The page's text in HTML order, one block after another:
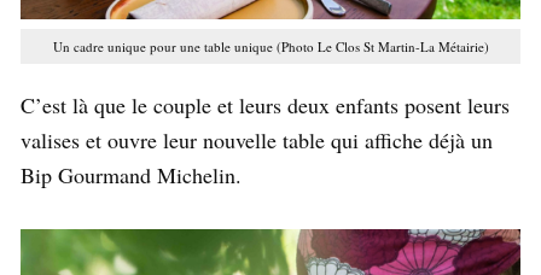
Un cadre unique pour une table unique (Photo Le Clos St Martin-La Métairie)
C’est là que le couple et leurs deux enfants posent leurs
valises et ouvre leur nouvelle table qui affiche déjà un
Bip Gourmand Michelin.